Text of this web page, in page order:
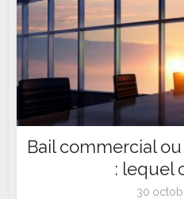
Bail commercial
: lequel
30